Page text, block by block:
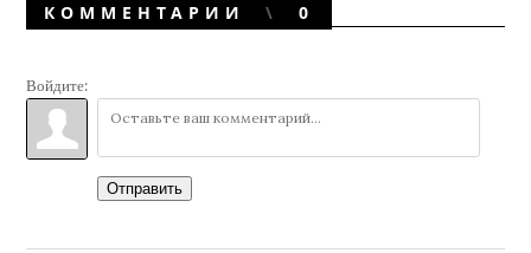
КОММЕНТАРИИ 0
Войдите:
Отправить